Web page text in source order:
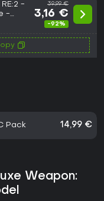
RE:2 -
-
39,99 €
3,16 €
-92%
Pack 14,99 €
Weapon: